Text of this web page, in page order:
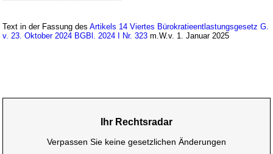
Text in der Fassung desArtikels 14 Viertes Bürokratieentlastungsgesetz G.
v. 23. Oktober 2024 BGBl. 2024 I Nr. 323 m.W.v. 1. Januar 2025
Ihr Rechtsradar
Verpassen Sie keine gesetzlichen Änderungen